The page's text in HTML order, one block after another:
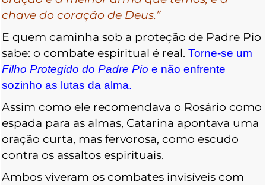
chave do coração de Deus.”
E quem caminha sob a proteção de Padre Pio
sabe: o combate espiritual é real. Torne-se um
Filho Protegido do Padre Pio e não enfrente
sozinho as lutas da alma.
Assim como ele recomendava o Rosário como
espada para as almas, Catarina apontava uma
oração curta, mas fervorosa, como escudo
contra os assaltos espirituais.
Ambos viveram os combates invisíveis com